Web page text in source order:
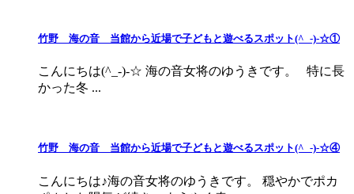
竹野 海の音 当館から近場で子どもと遊べるスポット(^_-)-☆①
こんにちは(^_-)-☆ 海の音女将のゆうきです。 特に長
かった冬 ...
竹野 海の音 当館から近場で子どもと遊べるスポット(^_-)-☆④
こんにちは♪海の音女将のゆうきです。 穏やかでポカ